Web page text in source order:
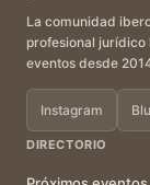
La comunidad
profesional
eventos desde
Instagram
DIRECTORIO